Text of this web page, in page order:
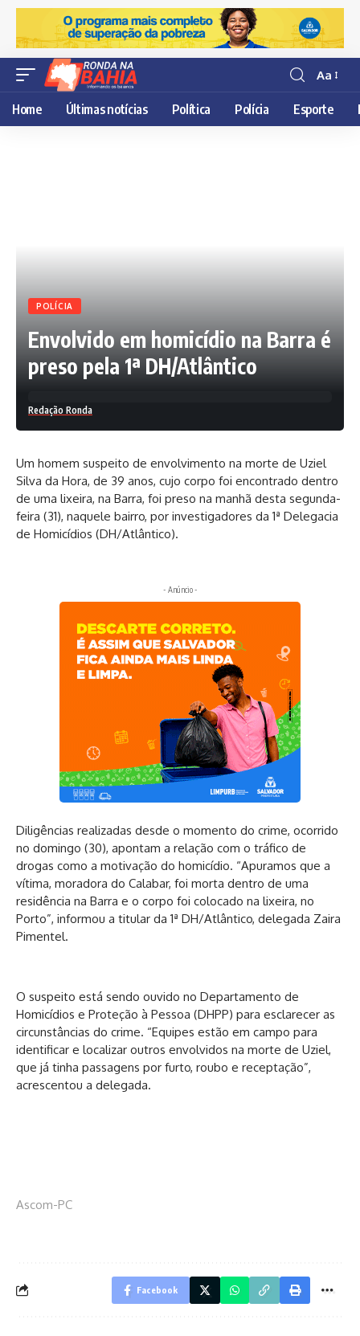
Resisor
de
fonte
Aa
Home Últimas notícias Política Polícia Esporte
POLÍCIA
Envolvido em homicídio na Barra é
preso pela 1ª DH/Atlântico
Redação Ronda
Um homem suspeito de envolvimento na morte de Uziel
Silva da Hora, de 39 anos, cujo corpo foi encontrado dentro
de uma lixeira, na Barra, foi preso na manhã desta segunda-
feira (31), naquele bairro, por investigadores da 1ª Delegacia
de Homicídios (DH/Atlântico).
- Anúncio -
Diligências realizadas desde o momento do crime, ocorrido
no domingo (30), apontam a relação com o tráfico de
drogas como a motivação do homicídio. “Apuramos que a
vítima, moradora do Calabar, foi morta dentro de uma
residência na Barra e o corpo foi colocado na lixeira, no
Porto”, informou a titular da 1ª DH/Atlântico, delegada Zaira
Pimentel.
O suspeito está sendo ouvido no Departamento de
Homicídios e Proteção à Pessoa (DHPP) para esclarecer as
circunstâncias do crime. “Equipes estão em campo para
identificar e localizar outros envolvidos na morte de Uziel,
que já tinha passagens por furto, roubo e receptação”,
acrescentou a delegada.
Ascom-PC
Facebook